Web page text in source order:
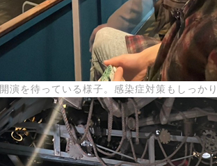
演を待っている様子。感染症対策もしっか